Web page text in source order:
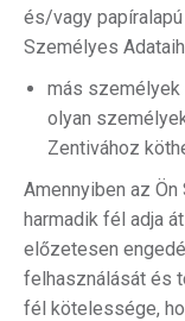
és/vagy
Személyes
más személyek
olyan
Zentivához
Amennyiben az
harmadik fél adja
előzetesen
felhasználását és
fél kötelessége,